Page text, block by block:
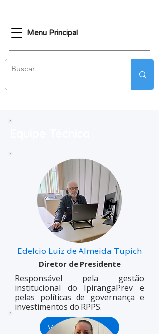
Menu Principal
Edelcio Luiz de Almeida Tupich
Diretor de Presidente
Responsável pela gestão
institucional do IpirangaPrev e
pelas políticas de governança e
investimentos do RPPS.
Ver perfil >